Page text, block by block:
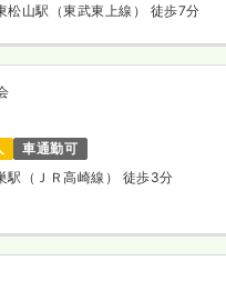
松山駅（東武東上線） 徒歩7分
車通勤可
駅（ＪＲ高崎線） 徒歩3分